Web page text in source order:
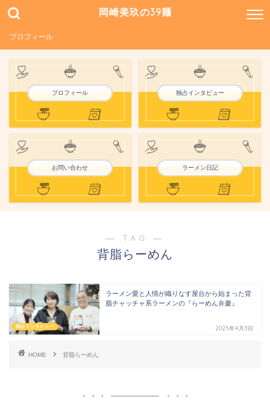
岡崎美玖の39麺
プロフィール
プロフィール 独占インタビュー
お問い合わせ ラーメン日記
― TAG ―
背脂らーめん
独占インタビュー
ラーメン愛と人情が織りなす屋台から始まった背
脂チャッチャ系ラーメンの『らーめん弁慶』
2025年4月3日
HOME 背脂らーめん